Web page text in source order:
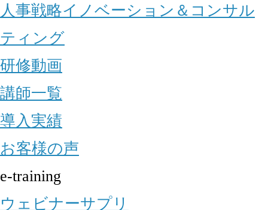
人事戦略イノベーション＆コンサル
ティング
研修動画
講師一覧
導入実績
お客様の声
e-training
ウェビナーサプリ